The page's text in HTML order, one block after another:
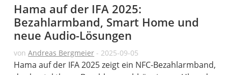
Hama auf der IFA 2025:
Bezahlarmband, Smart Home und
neue Audio-Lösungen
vonAndreas Bergmeier - 2025-09-05
Hama auf der IFA 2025 zeigt ein NFC-Bezahlarmband,